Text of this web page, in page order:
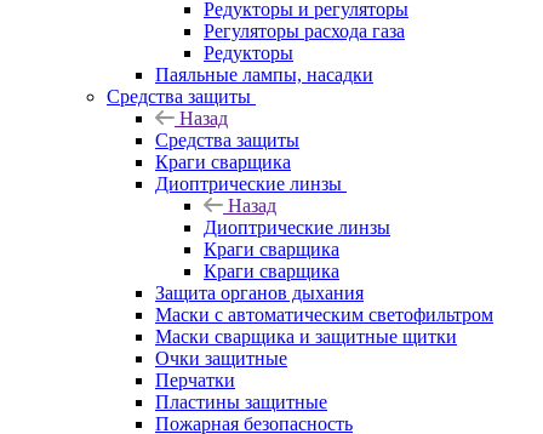
Редукторы и регуляторы
Регуляторы расхода газа
Редукторы
Паяльные лампы, насадки
Средства защиты
Назад
Средства защиты
Краги сварщика
Диоптрические линзы
Назад
Диоптрические линзы
Краги сварщика
Краги сварщика
Защита органов дыхания
Маски с автоматическим светофильтром
Маски сварщика и защитные щитки
Очки защитные
Перчатки
Пластины защитные
Пожарная безопасность